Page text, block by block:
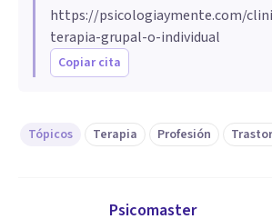
https://psicologiaymente.com/
terapia-grupal-o-individual
Copiar cita
Tópicos Terapia Profesión
Psicomaster